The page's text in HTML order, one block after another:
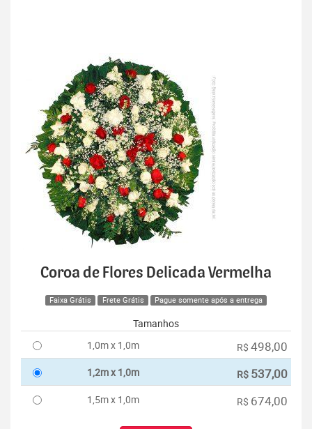
Coroa de Flores Delicada Vermelha
Faixa Grátis Frete Grátis Pague somente após a entrega
Tamanhos
1,0m x 1,0m
R$ 498,00
1,2m x 1,0m R$ 537,00
1,5m x 1,0m R$ 674,00